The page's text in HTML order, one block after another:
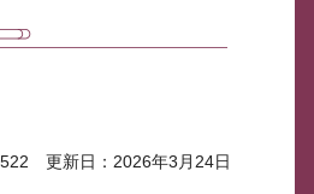
更新日：2026年3月24日